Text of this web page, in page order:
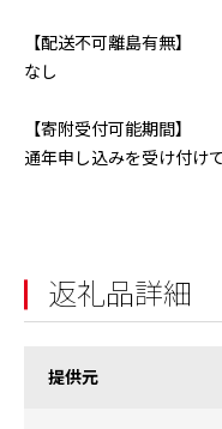
【配送不可離島有無】
なし
【寄附受付可能期間】
通年申し込みを受け付け
返礼品詳細
提供元